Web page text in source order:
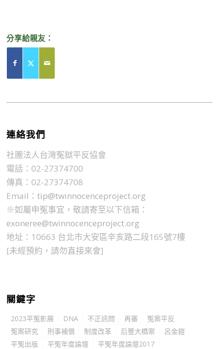
分享給親友：
連絡我們
社團法人台灣冤獄平反協會
電話：02-27374700
傳真：02-27374708
Email：tip@twinnocenceproject.org
※如屬申冤事宜，敬請寄至以下信箱：
exoneree@twinnocenceproject.org
地址：10663 台北市大安區辛亥路二段165號7樓
[未經預約，請勿直接來會]
關鍵字
2023平冤影展 DNA 不正訊問 再審
冤案平反
冤案研究
刑事補償 制度改革 后豐大橋案
呂金鎧
平冤出版
平冤年度論壇 平冤年度論壇2017